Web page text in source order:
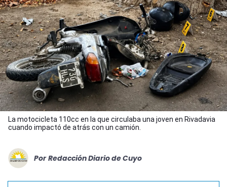
La motocicleta 110cc en la que circulaba una joven en Rivadavia
cuando impactó de atrás con un camión.
Por Redacción Diario de Cuyo